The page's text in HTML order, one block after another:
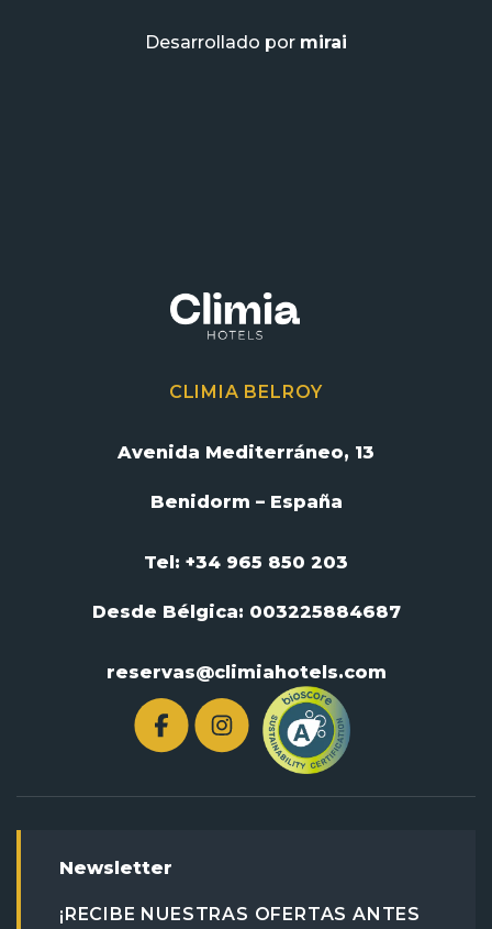
Desarrollado por mirai
CLIMIA BELROY
Avenida Mediterráneo, 13
Benidorm – España
Tel: +34 965 850 203
Desde Bélgica: 003225884687
reservas@climiahotels.com
Newsletter
¡RECIBE NUESTRAS OFERTAS ANTES